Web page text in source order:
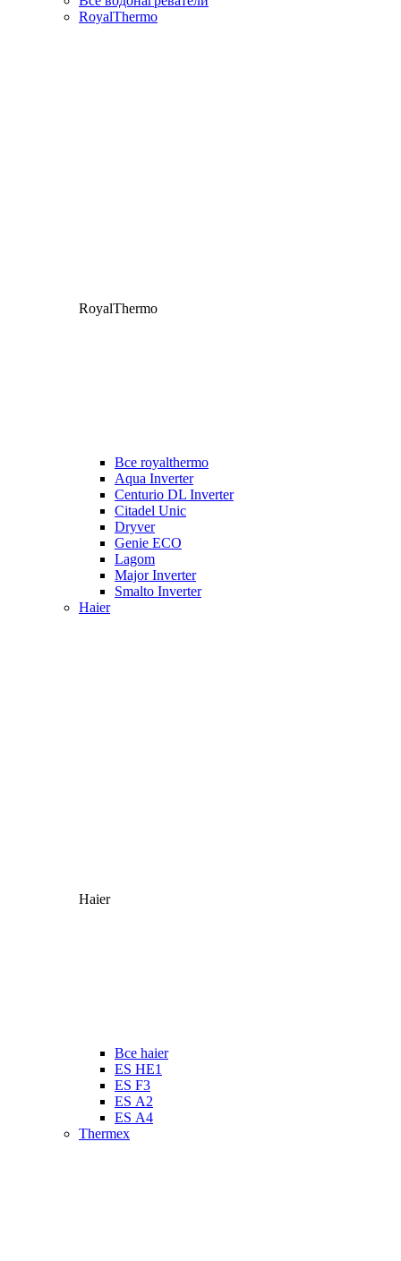
RoyalThermo
RoyalThermo
Все royalthermo
Aqua Inverter
Centurio DL Inverter
Citadel Unic
Dryver
Genie ECO
Lagom
Major Inverter
Smalto Inverter
Haier
Haier
Все haier
ES HE1
ES F3
ES А2
ES А4
Thermex